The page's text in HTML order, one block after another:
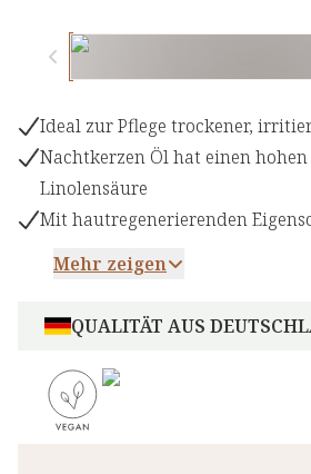
Ideal zur Pflege trockener,
Nachtkerzen Öl hat einen
Linolensäure
Mit hautregenerierenden
Mehr zeigen
QUALITÄT AUS